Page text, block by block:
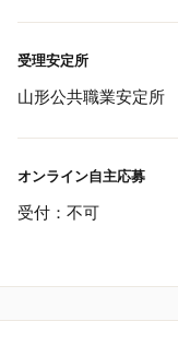
受理安定所
山形公共職業安定所
オンライン自主応募
受付：不可